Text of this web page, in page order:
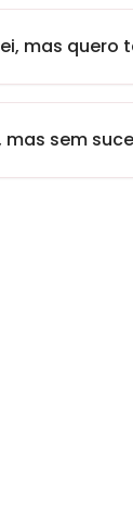
mas quero
mas sem